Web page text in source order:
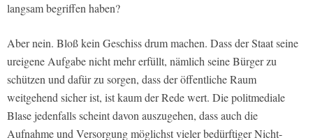
langsam begriffen haben?
Aber nein. Bloß kein Geschiss drum machen. Dass der Staat seine
ureigene Aufgabe nicht mehr erfüllt, nämlich seine Bürger zu
schützen und dafür zu sorgen, dass der öffentliche Raum
weitgehend sicher ist, ist kaum der Rede wert. Die politmediale
Blase jedenfalls scheint davon auszugehen, dass auch die
Aufnahme und Versorgung möglichst vieler bedürftiger Nicht-